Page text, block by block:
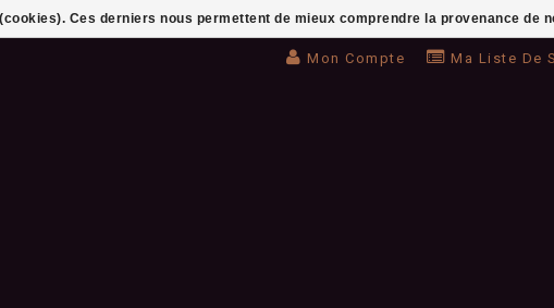
Mon Compte Ma Liste De
Ces derniers nous permettent de mieux comprendre la provenance